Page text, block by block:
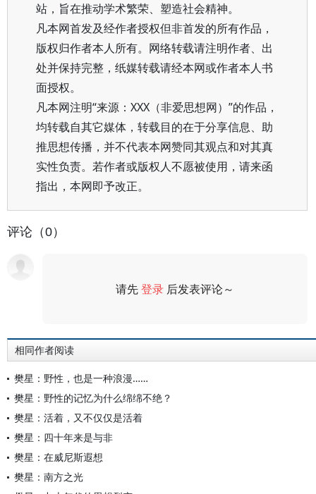
站，旨在推动学术繁荣、塑造社会精神。
凡本网首发及经作者授权但非首发的所有作品，
版权归作者本人所有。网络转载请注明作者、出
处并保持完整，纸媒转载请经本网或作者本人书
面授权。
凡本网注明“来源：XXX（非爱思想网）”的作品，
均转载自其它媒体，转载目的在于分享信息、助
推思想传播，并不代表本网赞同其观点和对其真
实性负责。若作者或版权人不愿被使用，请来函
指出，本网即予改正。
评论（0）
请先登录 后发表评论～
相同作者阅读
樊星：野性，也是一种浪漫……
樊星：野性的记忆为什么绵绵不绝？
樊星：活着，又不仅仅是活着
樊星：四十年来是与非
樊星：在威尼斯遐想
樊星：南方之光